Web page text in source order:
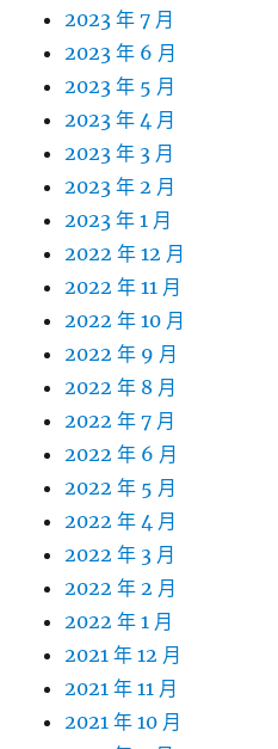
2023 年 7 月
2023 年 6 月
2023 年 5 月
2023 年 4 月
2023 年 3 月
2023 年 2 月
2023 年 1 月
2022 年 12 月
2022 年 11 月
2022 年 10 月
2022 年 9 月
2022 年 8 月
2022 年 7 月
2022 年 6 月
2022 年 5 月
2022 年 4 月
2022 年 3 月
2022 年 2 月
2022 年 1 月
2021 年 12 月
2021 年 11 月
2021 年 10 月